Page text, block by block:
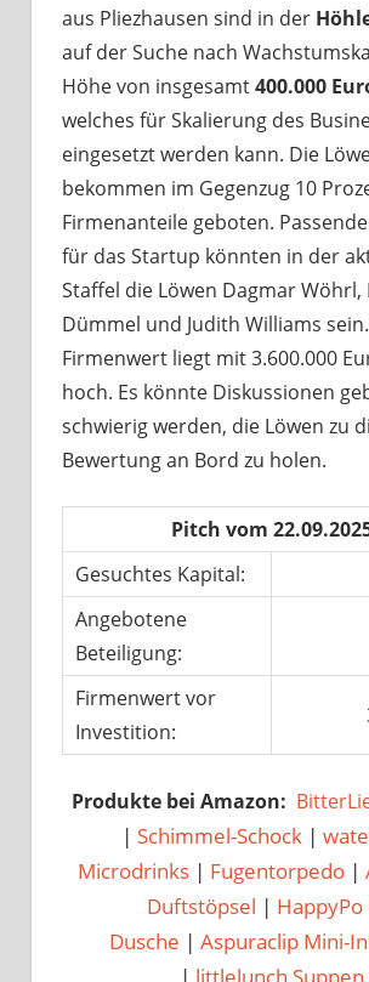
aus Pliezhausen sind in der
auf der Suche nach
Höhe von insgesamt400.000
welches für Skalierung des
eingesetzt werden kann. Die
bekommen im Gegenzug 10
Firmenanteile geboten.
für das Startup könnten in der
Staffel die Löwen Dagmar Wöhrl,
Dümmel und Judith Williams
Firmenwert liegt mit 3.600.000
hoch. Es könnte Diskussionen
schwierig werden, die Löwen zu
Bewertung an Bord zu holen.
Pitch vom
Gesuchtes Kapital:
Angebotene
Beteiligung:
Firmenwert vor
Investition:
Produkte bei Amazon:
| Schimmel-Schock |
Microdrinks | Fugentorpedo |
Duftstöpsel | HappyPo
Dusche | Aspuraclip Mini-